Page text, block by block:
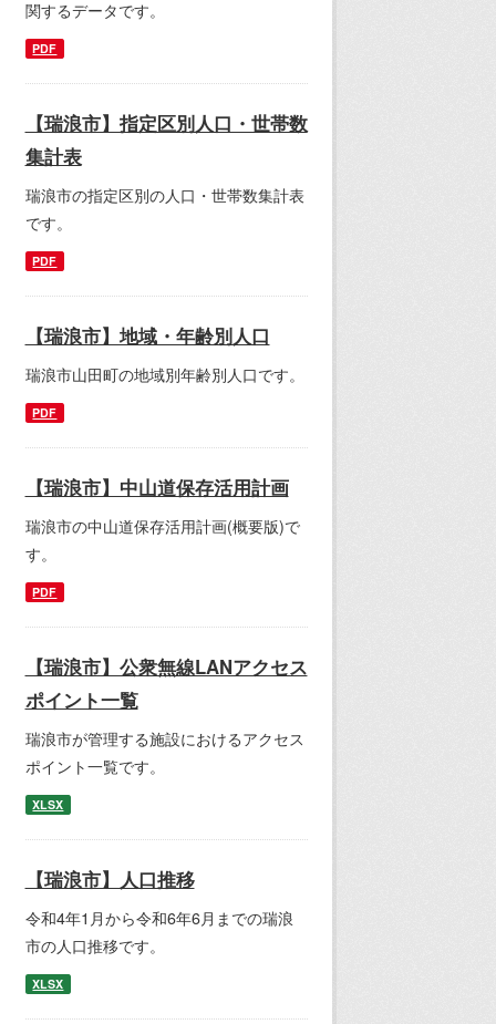
関するデータです。
PDF
【瑞浪市】指定区別人口・世帯数
集計表
瑞浪市の指定区別の人口・世帯数集計表
です。
PDF
【瑞浪市】地域・年齢別人口
瑞浪市山田町の地域別年齢別人口です。
PDF
【瑞浪市】中山道保存活用計画
瑞浪市の中山道保存活用計画(概要版)で
す。
PDF
【瑞浪市】公衆無線LANアクセス
ポイント一覧
瑞浪市が管理する施設におけるアクセス
ポイント一覧です。
XLSX
【瑞浪市】人口推移
令和4年1月から令和6年6月までの瑞浪
市の人口推移です。
XLSX